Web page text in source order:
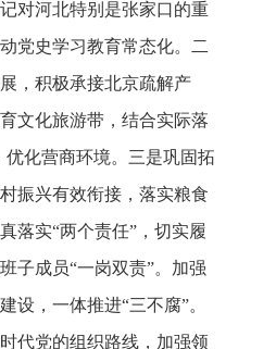
对河北特别是张家口的重
党史学习教育常态化。二
，积极承接北京疏解产
文化旅游带，结合实际落
优化营商环境。三是巩固拓
振兴有效衔接，落实粮食
落实“两个责任”，切实履
子成员“一岗双责”。加强
设，一体推进“三不腐”。
代党的组织路线，加强领